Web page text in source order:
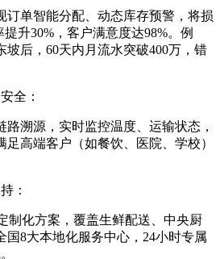
订单智能分配、动态库存预警，将损
升30%，客户满意度达98%。例
坡后，60天内月流水突破400万，错
全：
溯源，实时监控温度、运输状态，
高端客户（如餐饮、医院、学校）
：
制化方案，覆盖生鲜配送、中央厨
国8大本地化服务中心，24小时专属